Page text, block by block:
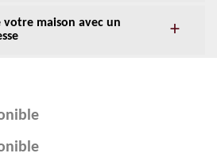
votre maison avec un